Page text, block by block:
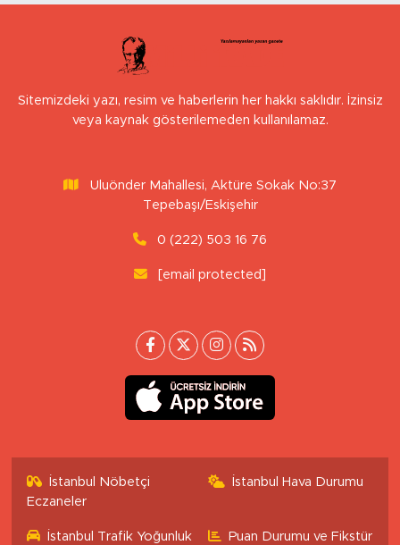
Sitemizdeki yazı, resim ve haberlerin her hakkı saklıdır. İzinsiz
veya kaynak gösterilemeden kullanılamaz.
Uluönder Mahallesi, Aktüre Sokak No:37
Tepebaşı/Eskişehir
0 (222) 503 16 76
[email protected]
İstanbul Nöbetçi
Eczaneler
İstanbul Hava Durumu
İstanbul Trafik Yoğunluk
Puan Durumu ve Fikstür